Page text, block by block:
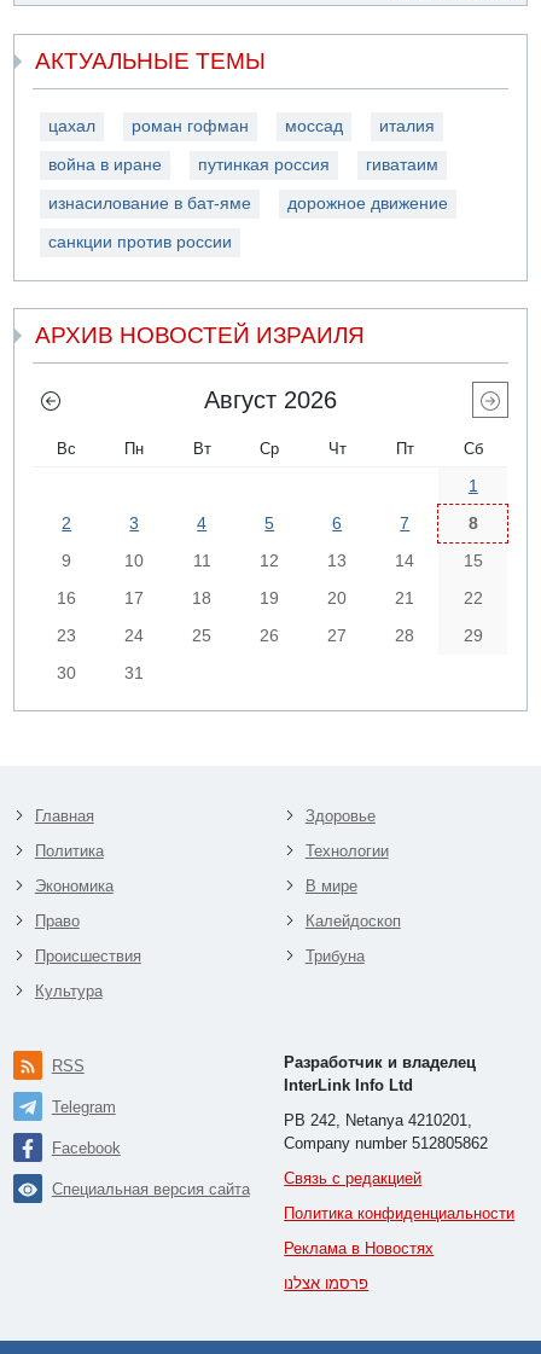
АКТУАЛЬНЫЕ ТЕМЫ
цахал роман гофман моссад италия
война в иране путинкая россия гиватаим
изнасилование в бат-яме дорожное движение
санкции против россии
АРХИВ НОВОСТЕЙ ИЗРАИЛЯ
Август 2026
Вс Пн Вт Ср Чт Пт Сб
1
2
3 4 5 6 7
8
9
10 11 12 13 14
15
16
17 18 19 20 21
22
23
24 25 26 27 28
29
30
31
Главная
Политика
Экономика
Право
Происшествия
Культура
Здоровье
Технологии
В мире
Калейдоскоп
Трибуна
RSS
Telegram
Facebook
Специальная версия сайта
Разработчик и владелец
InterLink Info Ltd
PB 242, Netanya 4210201,
Company number 512805862
Связь с редакцией
Политика конфиденциальности
Реклама в Новостях
פרסמו אצלנו